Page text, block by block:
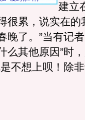
建立
很累，说实在的
晚了。”当有记
么其他原因”时
不想上呗！除